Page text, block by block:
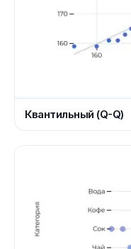
Квантильный (Q-Q)